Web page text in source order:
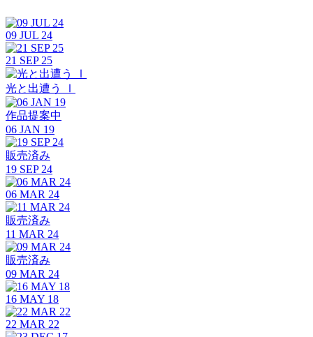
09 JUL 24
21 SEP 25
光と出遭う Ⅰ
作品提案中
06 JAN 19
販売済み
19 SEP 24
06 MAR 24
販売済み
11 MAR 24
販売済み
09 MAR 24
16 MAY 18
22 MAR 22